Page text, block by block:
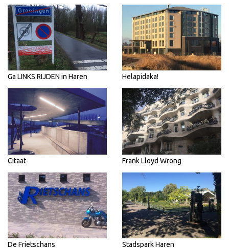
Ga LINKS RIJDEN in Haren Helapidaka!
Citaat Frank Lloyd Wrong
De Frietschans Stadspark Haren